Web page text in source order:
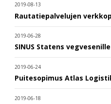
2019-08-13
Rautatiepalvelujen
2019-06-28
SINUS Statens vegvesenille
2019-06-24
Puitesopimus Atlas
2019-06-18